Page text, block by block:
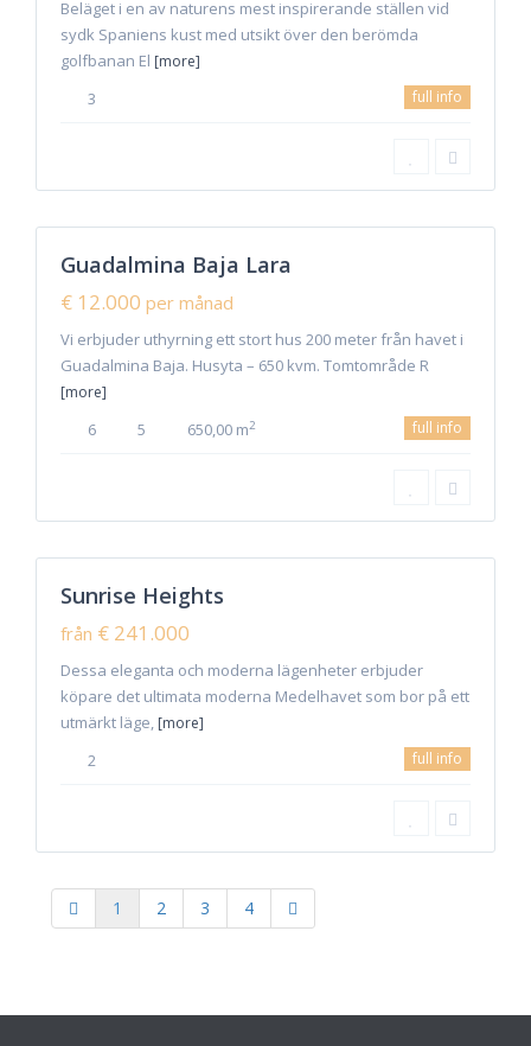
Beläget i en av naturens mest inspirerande ställen vid
sydk Spaniens kust med utsikt över den berömda
golfbanan El [more]
3 full info
Marbella,
Guadalmina Baja Lara
€ 12.000 per månad
Vi erbjuder uthyrning ett stort hus 200 meter från havet i
Guadalmina Baja. Husyta – 650 kvm. Tomtområde R
[more]
6 5 650,00 m2 full info
Manilva,
Sunrise Heights
från € 241.000
Dessa eleganta och moderna lägenheter erbjuder
köpare det ultimata moderna Medelhavet som bor på ett
utmärkt läge, [more]
2 full info
1 2 3 4